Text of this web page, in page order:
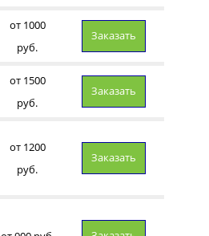
от 1000
руб.
Заказать
от 1500
руб.
Заказать
от 1200
руб.
Заказать